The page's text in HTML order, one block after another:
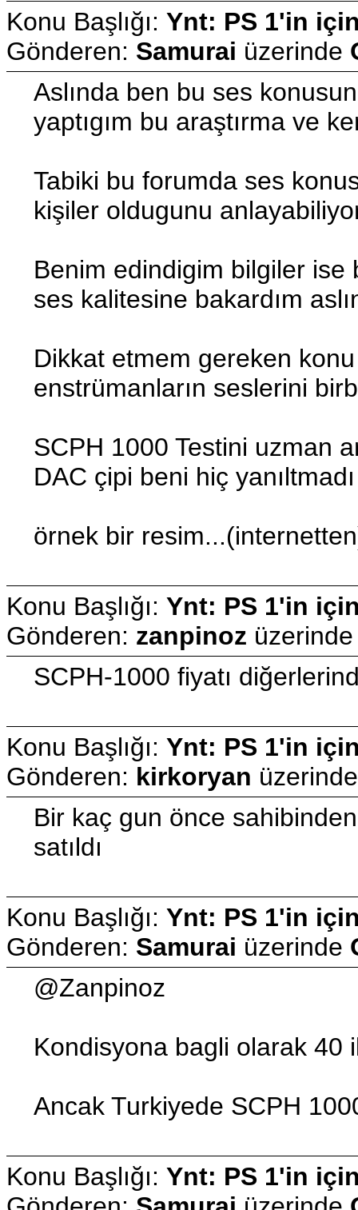
Konu Başlığı: Ynt: PS 1'in
Gönderen: Samurai üzerinde
Aslında ben bu ses
yaptıgım bu araştırma ve
Tabiki bu forumda ses
kişiler oldugunu
Benim edindigim bilgiler
ses kalitesine bakardım
Dikkat etmem gereken
enstrümanların seslerini
SCPH 1000 Testini uzman
DAC çipi beni hiç
örnek bir
Konu Başlığı: Ynt: PS 1'in
Gönderen: zanpinoz
SCPH-1000 fiyatı
Konu Başlığı: Ynt: PS 1'in
Gönderen: kirkoryan
Bir kaç gun önce
satıldı
Konu Başlığı: Ynt: PS 1'in
Gönderen: Samurai üzerinde
@Zanpinoz
Kondisyona bagli olarak 40
Ancak Turkiyede SCPH
Konu Başlığı: Ynt: PS 1'in